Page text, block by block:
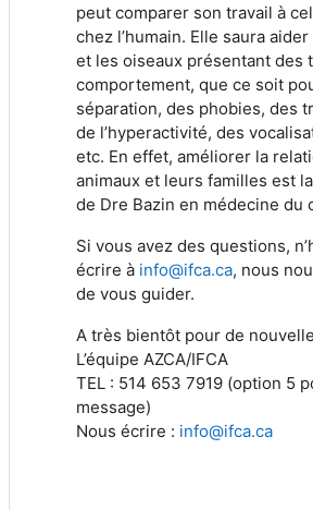
peut comparer son travail à
chez l’humain. Elle saura
et les oiseaux présentant des
comportement, que ce soit
séparation, des phobies, des
de l’hyperactivité, des
etc. En effet, améliorer la
animaux et leurs familles est
de Dre Bazin en médecine du
Si vous avez des questions,
écrire à info@ifca.ca, nous
de vous guider.
A très bientôt pour de
L’équipe AZCA/IFCA
TEL : 514 653 7919 (option 5
message)
Nous écrire : info@ifca.ca